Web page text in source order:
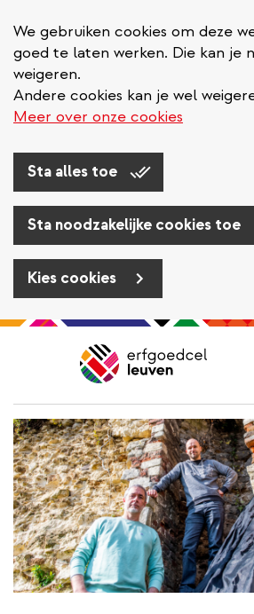
We gebruiken cookies om deze
goed te laten werken. Die kan je
weigeren.
Andere cookies kan je wel
Meer over onze cookies
Sta alles toe
Sta noodzakelijke cookies toe
Kies cookies
Overslaan
inhoud
gaan
Navigatie
wisselen